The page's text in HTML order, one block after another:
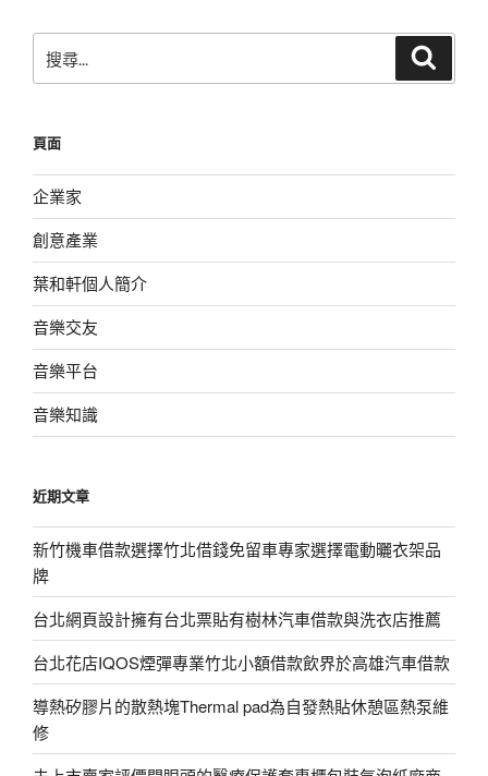
尋
字:
頁面
企業家
創意產業
葉和軒個人簡介
音樂交友
音樂平台
音樂知識
近期文章
新竹機車借款選擇竹北借錢免留車專家選擇電動曬衣架品
牌
台北網頁設計擁有台北票貼有樹林汽車借款與洗衣店推薦
台北花店IQOS煙彈專業竹北小額借款飲界於高雄汽車借款
導熱矽膠片的散熱塊Thermal pad為自發熱貼休憩區熱泵維
修